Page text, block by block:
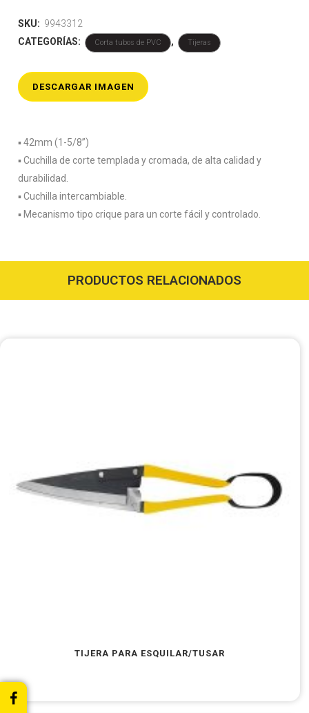
SKU: 9943312
CATEGORÍAS:
Corta tubos de PVC , Tijeras
DESCARGAR IMAGEN
▪️ 42mm (1-5/8”)
▪️ Cuchilla de corte templada y cromada, de alta calidad y
durabilidad.
▪️ Cuchilla intercambiable.
▪️ Mecanismo tipo crique para un corte fácil y controlado.
PRODUCTOS RELACIONADOS
TIJERA PARA ESQUILAR/TUSAR